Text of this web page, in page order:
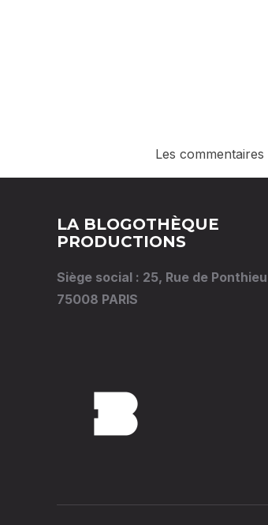
Les
LA BLOGOTHÈQUE
PRODUCTIONS
Siège social : 25, Rue de Ponthieu
75008 PARIS